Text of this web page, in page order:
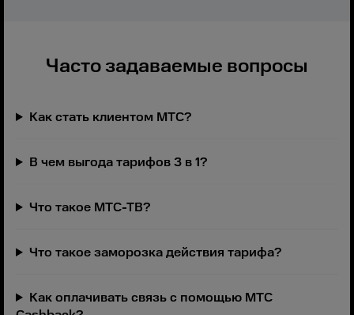
Часто задаваемые вопросы
Как стать клиентом МТС?
В чем выгода тарифов 3 в 1?
Что такое МТС-ТВ?
Что такое заморозка действия тарифа?
Как оплачивать связь с помощью МТС